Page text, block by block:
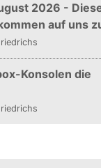
2026 -
auf uns
Konsolen die